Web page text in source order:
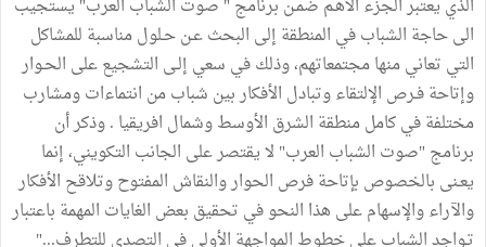
الذي يعتبر الجزء الأهـم ضمـن برنامج " صوت الشباب العرب" يستجيب
الى حاجة الشباب في المنطقة إلى البحث عـن حـلول مناسبة للمشاكل
التي تعاني منها مجتمعاتهم، وذلك في سعي إلـى التشجيع على الحـوار
وإتاحة فـرص الإلتقاء وتبادل الأفكار بين شباب من انتماءات ومشارب
مختلفة في كامل منطقة الشرق الأوسط وشمال افريقيا . وذكر أن
برنامج "صوت الشباب العرب" لا يقتصر على الجانب التكويني، إنما
يعـنى بالخصوص بإتاحة فرص الحوار والنقاش المفتوح وتلاقح الأفكار
والآراء والإسهام على هذا النحو في تحقيق بعض الغايات المهمة باعتبار